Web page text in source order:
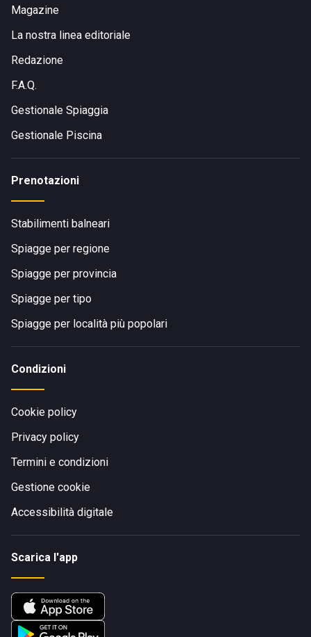
Magazine
La nostra linea editoriale
Redazione
F.A.Q.
Gestionale Spiaggia
Gestionale Piscina
Prenotazioni
Stabilimenti balneari
Spiagge per regione
Spiagge per provincia
Spiagge per tipo
Spiagge per località più popolari
Condizioni
Cookie policy
Privacy policy
Termini e condizioni
Gestione cookie
Accessibilità digitale
Scarica l'app